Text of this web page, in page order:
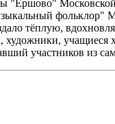
"Ершово" Московской
тёплую,
художники,
участников из